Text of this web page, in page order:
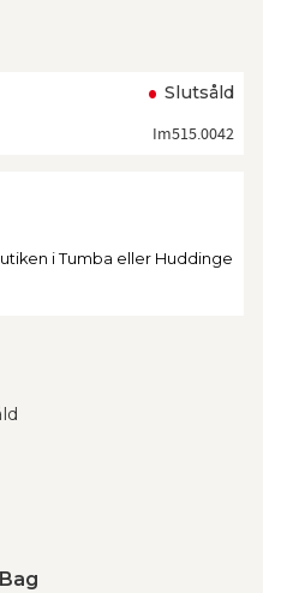
Slutsåld
Im515.0042
i Tumba eller Huddinge